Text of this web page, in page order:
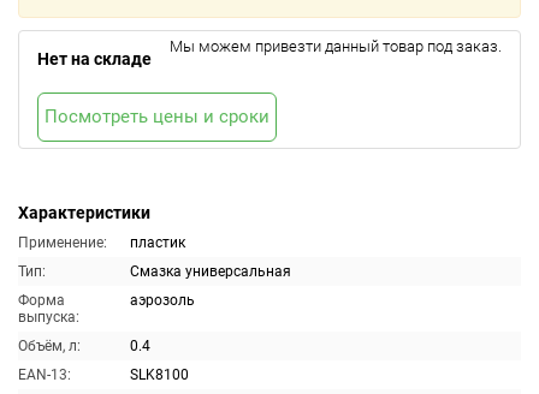
Характеристики
Применение:
пластик
Тип:
Смазка универсальная
Форма
выпуска:
аэрозоль
Объём, л:
0.4
EAN-13:
SLK8100
Нет на складе
Мы можем привезти данный товар под заказ.
Посмотреть цены и сроки